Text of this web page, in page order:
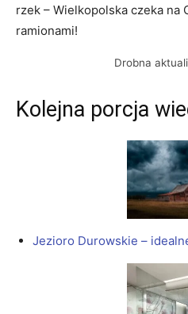
rzek – Wielkopolska czeka na
ramionami!
Drobna
Kolejna porcja
Jezioro Durowskie –